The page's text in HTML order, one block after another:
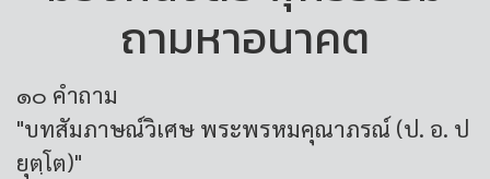
ถามหาอนาคต
๑๐ คำถาม
"บทสัมภาษณ์วิเศษ พระพรหมคุณาภรณ์ (ป. อ. ป
ยุตฺโต)"